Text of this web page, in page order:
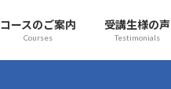
コースのご案内
Courses
受講生様の声
Testimonials